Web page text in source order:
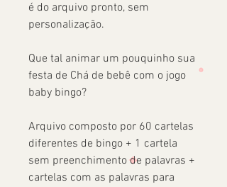
é do arquivo pronto, sem
personalização.
Que tal animar um pouquinho sua
festa de Chá de bebê com o jogo
baby bingo?
Arquivo composto por 60 cartelas
diferentes de bingo + 1 cartela
sem preenchimento de palavras +
cartelas com as palavras para